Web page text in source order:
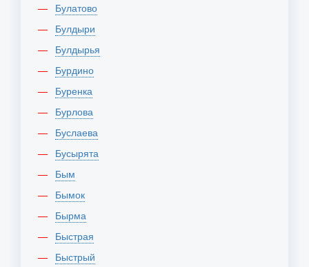
Булатово
Булдыри
Булдырья
Бурдино
Буренка
Бурлова
Буслаева
Бусырята
Бым
Бымок
Бырма
Быстрая
Быстрый